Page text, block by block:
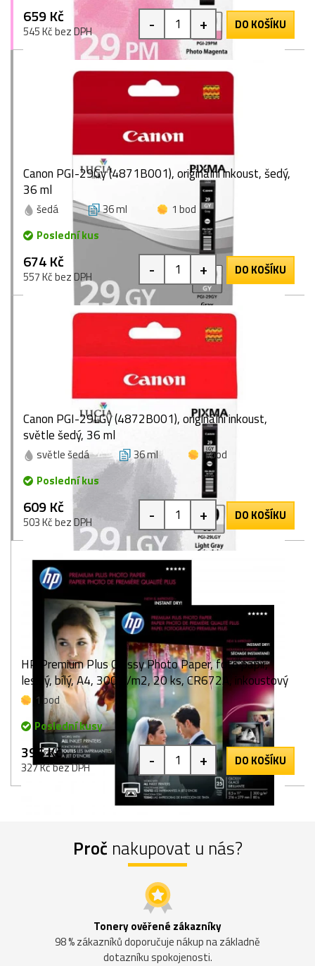
659 Kč
545 Kč bez DPH - + DO KOŠÍKU
Canon PGI-29Gy (4871B001), originální inkoust, šedý,
36 ml
šedá 36 ml
1 bod
Poslední kus
674 Kč
557 Kč bez DPH - + DO KOŠÍKU
Canon PGI-29LGy (4872B001), originální inkoust,
světle šedý, 36 ml
světle šedá 36 ml
1 bod
Poslední kus
609 Kč
503 Kč bez DPH - + DO KOŠÍKU
HP Premium Plus Glossy Photo Paper, foto papír,
lesklý, bílý, A4, 300 g/m2, 20 ks, CR672A, inkoustový
1 bod
Poslední kusy
396 Kč
327 Kč bez DPH - + DO KOŠÍKU
Proč nakupovat u nás?
Tonery ověřené zákazníky
98 % zákazníků doporučuje nákup na základně
dotazníku spokojenosti.